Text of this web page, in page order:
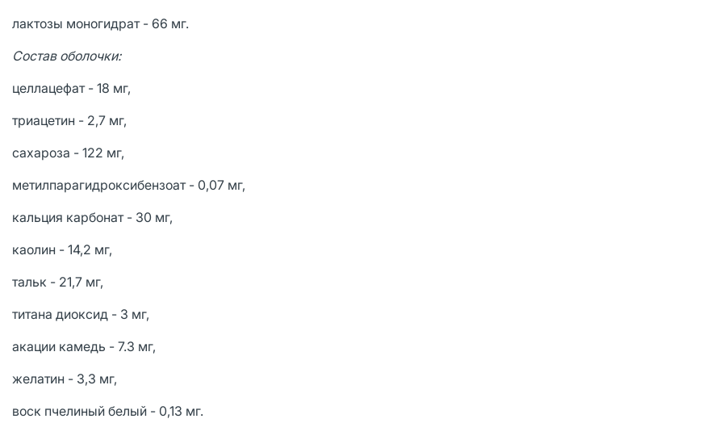
лактозы моногидрат - 66 мг.
Состав оболочки:
целлацефат - 18 мг,
триацетин - 2,7 мг,
сахароза - 122 мг,
метилпарагидроксибензоат - 0,07 мг,
кальция карбонат - 30 мг,
каолин - 14,2 мг,
тальк - 21,7 мг,
титана диоксид - 3 мг,
акации камедь - 7.3 мг,
желатин - 3,3 мг,
воск пчелиный белый - 0,13 мг.